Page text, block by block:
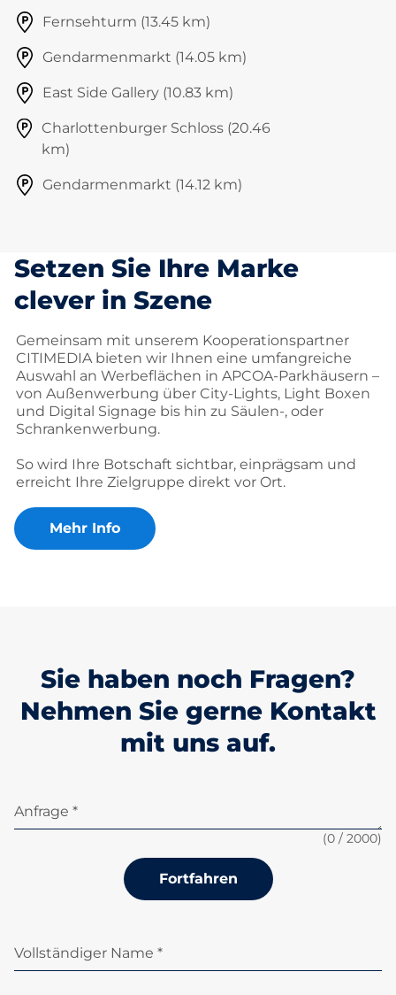
Fernsehturm (13.45 km)
Gendarmenmarkt (14.05 km)
East Side Gallery (10.83 km)
Charlottenburger Schloss (20.46
km)
Gendarmenmarkt (14.12 km)
Setzen Sie Ihre Marke
clever in Szene
Gemeinsam mit unserem Kooperationspartner
CITIMEDIA bieten wir Ihnen eine umfangreiche
Auswahl an Werbeflächen in APCOA-Parkhäusern –
von Außenwerbung über City-Lights, Light Boxen
und Digital Signage bis hin zu Säulen-, oder
Schrankenwerbung.
So wird Ihre Botschaft sichtbar, einprägsam und
erreicht Ihre Zielgruppe direkt vor Ort.
Mehr Info
Sie haben noch Fragen?
Nehmen Sie gerne Kontakt
mit uns auf.
Anfrage *
(0 / 2000)
Fortfahren
Vollständiger Name *